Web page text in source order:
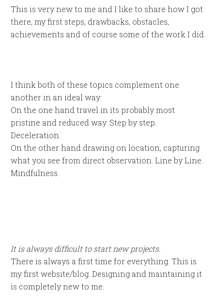
This is very new to me and I like to share how I got
there, my first steps, drawbacks, obstacles,
achievements and of course some of the work I did.
I think both of these topics complement one
another in an ideal way:
On the one hand travel in its probably most
pristine and reduced way. Step by step.
Deceleration.
On the other hand drawing on location, capturing
what you see from direct observation. Line by Line.
Mindfulness.
It is always difficult to start new projects.
There is always a first time for everything. This is
my first website/blog. Designing and maintaining it
is completely new to me.